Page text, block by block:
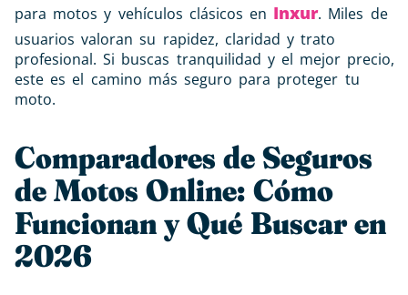
para motos y vehículos clásicos en Inxur. Miles de
usuarios valoran su rapidez, claridad y trato
profesional. Si buscas tranquilidad y el mejor precio,
este es el camino más seguro para proteger tu
moto.
Comparadores de Seguros
de Motos Online: Cómo
Funcionan y Qué Buscar en
2026